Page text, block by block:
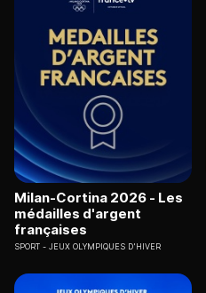
Milan-Cortina 2026 - Les
médailles d'argent
françaises
SPORT JEUX OLYMPIQUES D'HIVER